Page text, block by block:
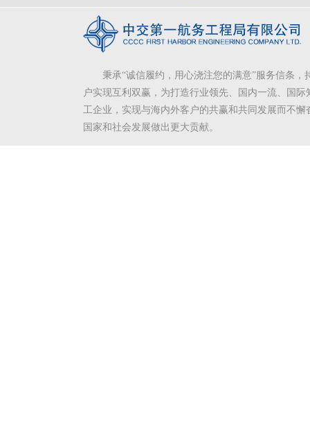
秉承“诚信履约，用心浇注您的满意”服务信条，
户实现互利双赢，为打造行业领先、国内一流、国际
工企业，实现与海内外客户的共赢和共同发展而不懈
国家和社会发展做出更大贡献。